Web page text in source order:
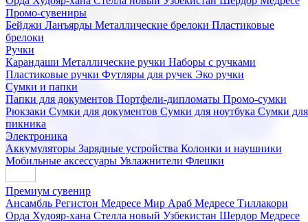
Промо-сувениры
Бейджи Ланъярды Металлические брелоки Пластиковые
брелоки
Ручки
Карандаши Металлические ручки Наборы с ручками
Пластиковые ручки Футляры для ручек Эко ручки
Сумки и папки
Папки для документов Портфели-дипломаты Промо-сумки
Рюкзаки Сумки для документов Сумки для ноутбука Сумки для
пикника
Электроника
Аккумуляторы Зарядные устройства Колонки и наушники
Мобильные аксессуары Увлажнители Флешки
Мы предлагаем широкий выбор корпоративных подарков и
сувениров с логотипом. В нашем каталоге вы найдете
продукцию для бизнеса, мероприятия и клиентов.
Подарочные наборы
Бизнес наборыКофейные наборы Кошельки
Наборы из кожиНаборы ручекНаборы с аккумуляторами
Наборы с бутылками для воды
Наборы с ежедневниками
Наборы с кружками
флешкамиНовогодние наборыЧайные наборы
Премиум сувенир
Ансамбль Регистон Медресе Мир Араб Медресе Тиллакори
Орда Худояр-хана Стелла новый Узбекистан Шердор Медресе